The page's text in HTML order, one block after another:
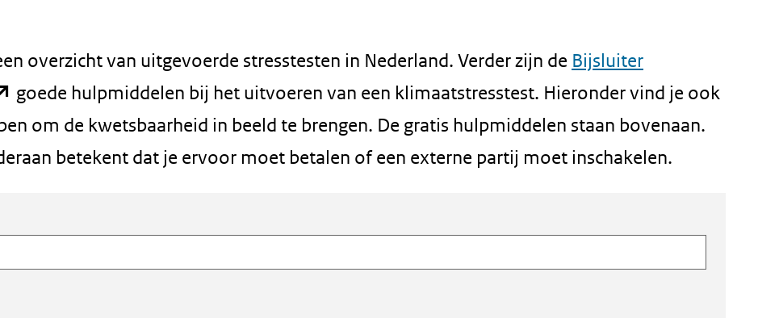
overzicht van uitgevoerde stresstesten in Nederland. Verder zijn de Bijsluiter
goede hulpmiddelen bij het uitvoeren van een klimaatstresstest. Hieronder vind je ook
om de kwetsbaarheid in beeld te brengen. De gratis hulpmiddelen staan bovenaan.
betekent dat je ervoor moet betalen of een externe partij moet inschakelen.